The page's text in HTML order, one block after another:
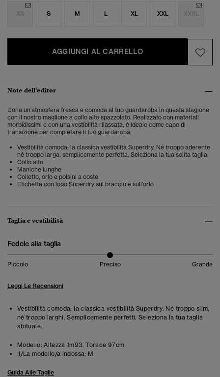
XS S M L XL XXL XXXL
AGGIUNGI AL CARRELLO
Note dell'editor
Dona un'atmosfera fresca e comoda al tuo guardaroba in questa stagione
con il nostro maglione a collo alto spazzolato. Realizzato con materiali
morbidissimi e con una vestibilità rilassata, è ideale come capo di
transizione per completare il tuo guardaroba.
Vestibilità comoda: la classica vestibilità Superdry. Né troppo aderente
né troppo larga, semplicemente perfetta. Seleziona la tua solita taglia
Collo alto
Maniche lunghe
Colletto, orlo e polsini a coste
Etichetta con logo Superdry sul braccio e sull'orlo
Taglia e vestibilità
Fedele alla taglia
Piccolo Preciso Grande
Leggi Le Recensioni
Vestibilità comoda: la classica vestibilità Superdry. Né troppo slim,
né troppo larghi. Semplicemente perfetti. Seleziona la tua taglia
abituale.
Modello: Altezza 1m93. Torace 97cm
Il/La modello/a indossa: M
Guida Alle Taglie